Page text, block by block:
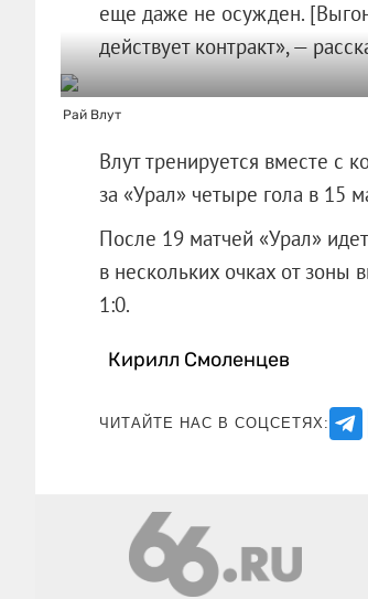
еще даже не осужден.
действует контракт», —
Рай Влут
Влут тренируется вместе с
за «Урал» четыре гола в 15
После 19 матчей «Урал»
в нескольких очках от зоны
1:0.
Кирилл Смоленцев
ЧИТАЙТЕ НАС В СОЦСЕТЯХ: